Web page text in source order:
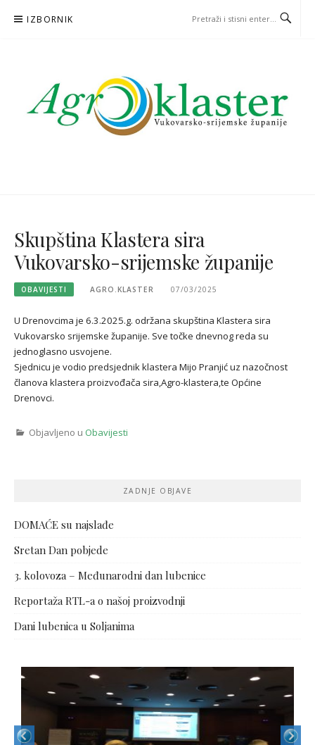
IZBORNIK
Skupština Klastera sira
Vukovarsko-srijemske županije
OBAVIJESTI AGRO.KLASTER 07/03/2025
U Drenovcima je 6.3.2025.g. održana skupština Klastera sira
Vukovarsko srijemske županije. Sve točke dnevnog reda su
jednoglasno usvojene.
Sjednicu je vodio predsjednik klastera Mijo Pranjić uz nazočnost
članova klastera proizvođača sira,Agro-klastera,te Općine
Drenovci.
Objavljeno u Obavijesti
ZADNJE OBJAVE
DOMAĆE su najslađe
Sretan Dan pobjede
3. kolovoza – Međunarodni dan lubenice
Reportaža RTL-a o našoj proizvodnji
Dani lubenica u Soljanima